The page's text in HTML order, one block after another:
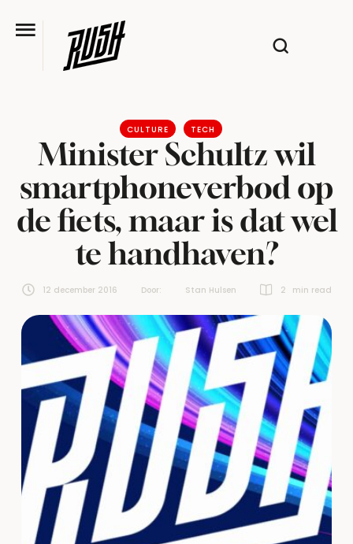
CULTURE TECH
Minister Schultz wil
smartphoneverbod op
de fiets, maar is dat wel
te handhaven?
12 december 2016 Door: Stan Hulsen 2 min read